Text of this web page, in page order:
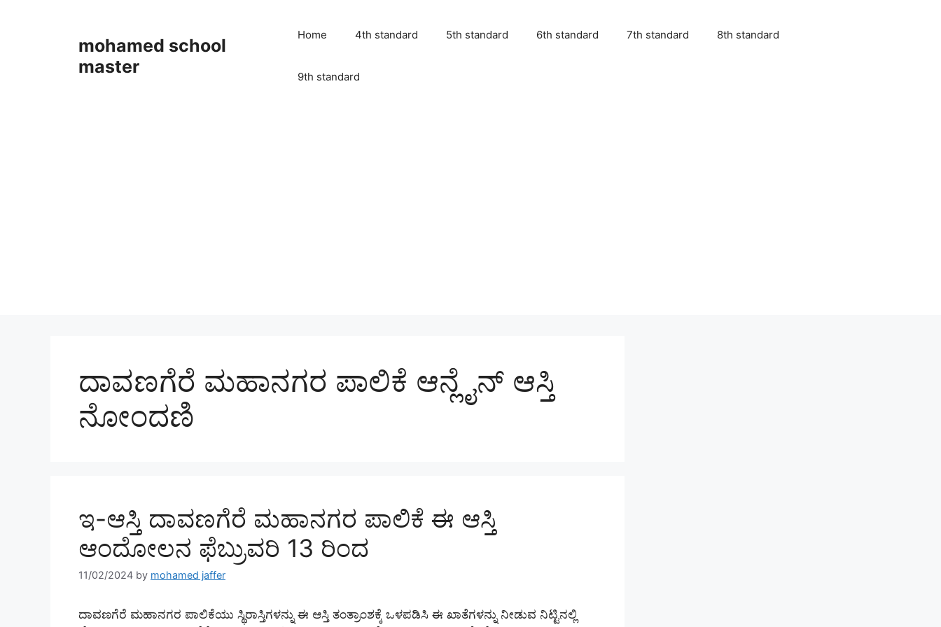
mohamed school
master
Home 4th standard 5th standard 6th standard 7th standard 8th standard
9th standard
ದಾವಣಗೆರೆ ಮಹಾನಗರ ಪಾಲಿಕೆ ಆನ್ಲೈನ್ ಆಸ್ತಿ
ನೋಂದಣಿ
ಇ-ಆಸ್ತಿ ದಾವಣಗೆರೆ ಮಹಾನಗರ ಪಾಲಿಕೆ ಈ ಆಸ್ತಿ
ಆಂದೋಲನ ಫೆಬ್ರುವರಿ 13 ರಿಂದ
11/02/2024 by mohamed jaffer
ದಾವಣಗೆರೆ ಮಹಾನಗರ ಪಾಲಿಕೆಯು ಸ್ಥಿರಾಸ್ತಿಗಳನ್ನು ಈ ಆಸ್ತಿ ತಂತ್ರಾಂಶಕ್ಕೆ ಒಳಪಡಿಸಿ ಈ ಖಾತೆಗಳನ್ನು ನೀಡುವ ನಿಟ್ಟಿನಲ್ಲಿ